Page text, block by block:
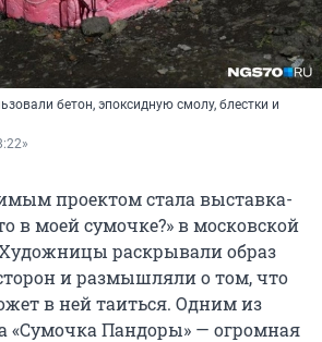
бетон, эпоксидную смолу, блестки и
проектом стала выставка-
в моей сумочке?» в московской
Художницы раскрывали образ
и размышляли о том, что
в ней таиться. Одним из
«Сумочка Пандоры» — огромная